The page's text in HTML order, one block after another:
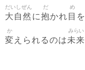
大自然
だいしぜん
に抱
だ
かれ 目
め
を
変
か
えられるのは未来
みらい